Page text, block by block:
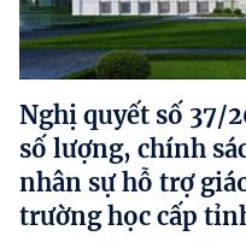
Nghị quyết số 37/
số lượng, chính
nhân sự hỗ trợ
trường học cấp